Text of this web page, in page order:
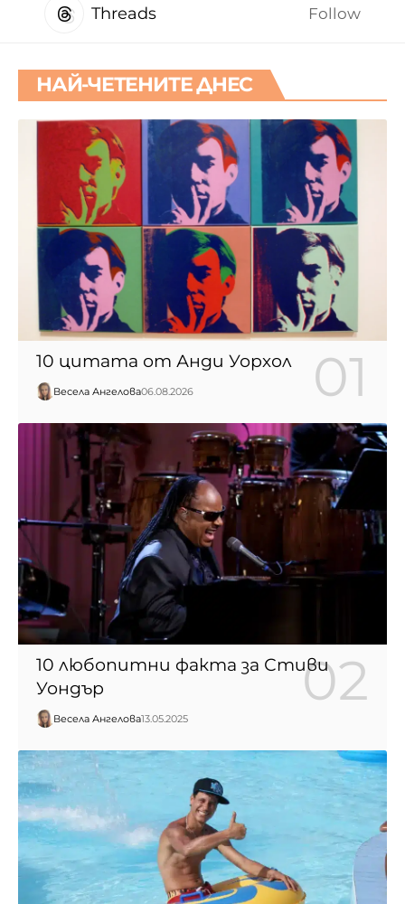
Threads Follow
НАЙ-ЧЕТЕНИТЕ ДНЕС
10 цитата от Анди Уорхол
Весела Ангелова06.08.2026
10 любопитни факта за Стиви
Уондър
Весела Ангелова13.05.2025